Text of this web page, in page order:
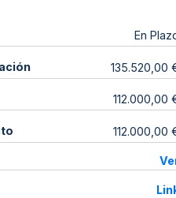
En
135.520,00
112.000,00
112.000,00